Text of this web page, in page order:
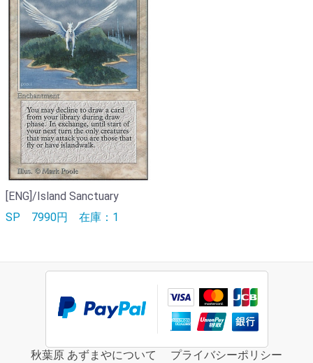
[ENG]/Island Sanctuary
SP 7990円 在庫：1
秋葉原 あずまやについて プライバシーポリシー